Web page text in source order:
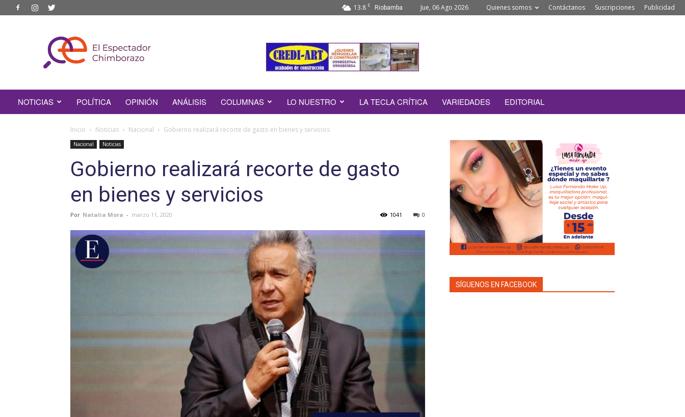
13.8 C Riobamba Jue, 06 Ago 2026 Quienes somos Contáctanos Suscripciones Publicidad
ESPECTADOR
CHIMBORAZO
NOTICIAS POLÍTICA OPINIÓN ANÁLISIS COLUMNAS LO NUESTRO LA TECLA CRÍTICA VARIEDADES EDITORIAL
Inicio Noticias Nacional Gobierno realizará recorte de gasto en bienes y servicios
Nacional Noticias
Gobierno realizará recorte de gasto
en bienes y servicios
Por Natalia Mora - marzo 11, 2020 0
1041
SÍGUENOS EN FACEBOOK